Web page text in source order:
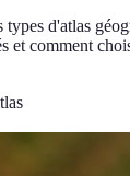
d'atlas
et comment